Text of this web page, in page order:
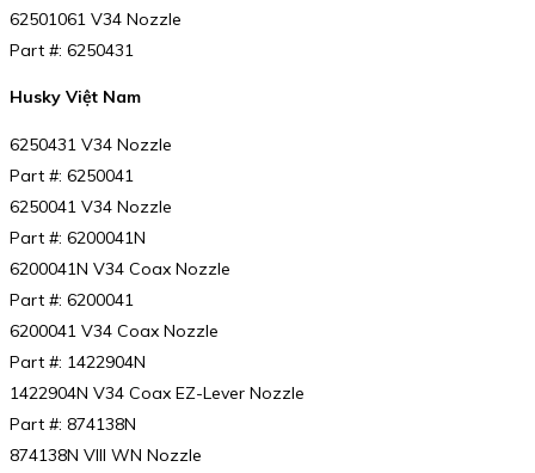
62501061 V34 Nozzle
Part #: 6250431
Husky Việt Nam
6250431 V34 Nozzle
Part #: 6250041
6250041 V34 Nozzle
Part #: 6200041N
6200041N V34 Coax Nozzle
Part #: 6200041
6200041 V34 Coax Nozzle
Part #: 1422904N
1422904N V34 Coax EZ-Lever Nozzle
Part #: 874138N
874138N VIII WN Nozzle